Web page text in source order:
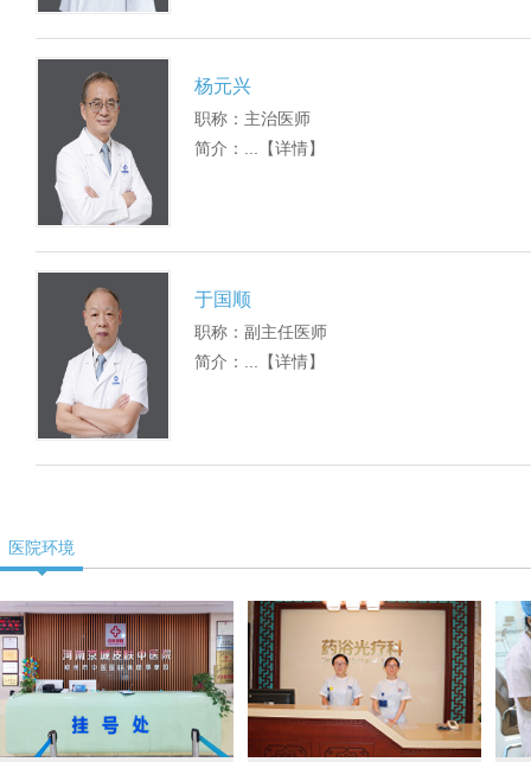
杨元兴
职称：主治医师
简介：...
【详情】
于国顺
职称：副主任医师
简介：...
【详情】
医院环境